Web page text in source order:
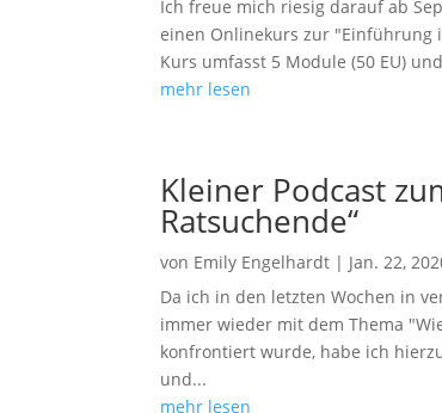
Ich freue mich riesig darauf ab
einen Onlinekurs zur "Einführung
Kurs umfasst 5 Module (50 EU)
mehr lesen
Kleiner Podcast
Ratsuchende“
von Emily Engelhardt | Jan. 22,
Da ich in den letzten Wochen in
immer wieder mit dem Thema
konfrontiert wurde, habe ich
und...
mehr lesen